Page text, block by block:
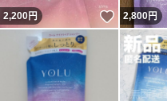
2,200円 いいね！
2,800円